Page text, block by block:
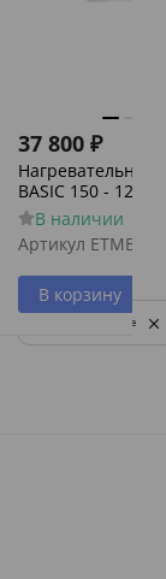
37 800 ₽
Нагревательный
BASIC 150 - 12,0
В наличии
Артикул
В корзину
Privacy notice